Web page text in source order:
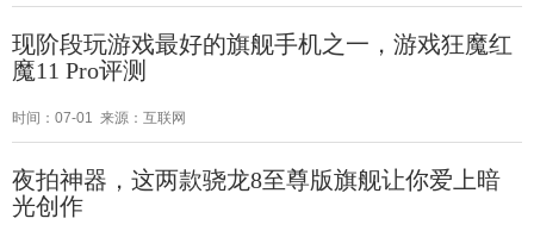
现阶段玩游戏最好的旗舰手机之一，游戏狂魔红
魔11 Pro评测
时间：07-01 来源：互联网
夜拍神器，这两款骁龙8至尊版旗舰让你爱上暗
光创作